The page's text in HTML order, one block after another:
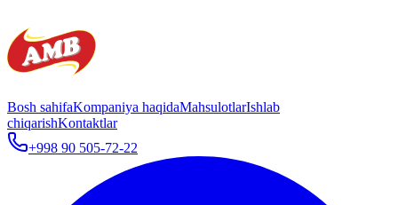
Bosh sahifaKompaniya haqidaMahsulotlarIshlab
chiqarishKontaktlar
+998 90 505-72-22